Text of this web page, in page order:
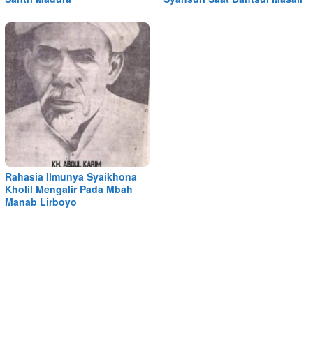
Rahasia Ilmunya Syaikhona
Kholil Mengalir Pada Mbah
Manab Lirboyo